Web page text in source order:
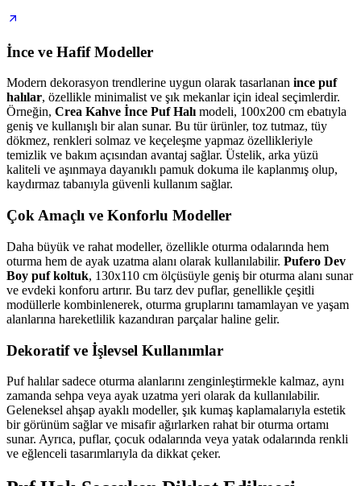
İnce ve Hafif Modeller
Modern dekorasyon trendlerine uygun olarak tasarlanan ince puf
halılar, özellikle minimalist ve şık mekanlar için ideal seçimlerdir.
Örneğin, Crea Kahve İnce Puf Halımodeli, 100x200 cm ebatıyla
geniş ve kullanışlı bir alan sunar. Bu tür ürünler, toz tutmaz, tüy
dökmez, renkleri solmaz ve keçeleşme yapmaz özellikleriyle
temizlik ve bakım açısından avantaj sağlar. Üstelik, arka yüzü
kaliteli ve aşınmaya dayanıklı pamuk dokuma ile kaplanmış olup,
kaydırmaz tabanıyla güvenli kullanım sağlar.
Çok Amaçlı ve Konforlu Modeller
Daha büyük ve rahat modeller, özellikle oturma odalarında hem
oturma hem de ayak uzatma alanı olarak kullanılabilir. Pufero Dev
Boy puf koltuk, 130x110 cm ölçüsüyle geniş bir oturma alanı sunar
ve evdeki konforu artırır. Bu tarz dev puflar, genellikle çeşitli
modüllerle kombinlenerek, oturma gruplarını tamamlayan ve yaşam
alanlarına hareketlilik kazandıran parçalar haline gelir.
Dekoratif ve İşlevsel Kullanımlar
Puf halılar sadece oturma alanlarını zenginleştirmekle kalmaz, aynı
zamanda sehpa veya ayak uzatma yeri olarak da kullanılabilir.
Geleneksel ahşap ayaklı modeller, şık kumaş kaplamalarıyla estetik
bir görünüm sağlar ve misafir ağırlarken rahat bir oturma ortamı
sunar. Ayrıca, puflar, çocuk odalarında veya yatak odalarında renkli
ve eğlenceli tasarımlarıyla da dikkat çeker.